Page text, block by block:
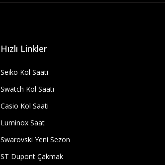
Hızlı Linkler
Seiko Kol Saati
Swatch Kol Saati
Casio Kol Saati
Luminox Saat
Swarovski Yeni Sezon
ST Dupont Çakmak